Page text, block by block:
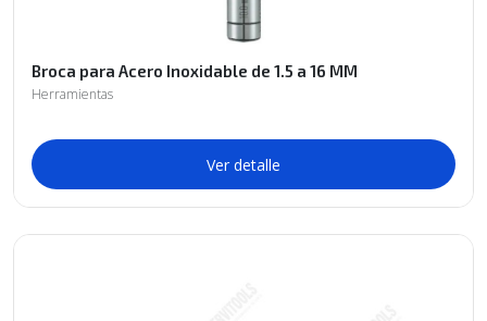
Broca para Acero Inoxidable de 1.5 a 16 MM
Herramientas
Ver detalle